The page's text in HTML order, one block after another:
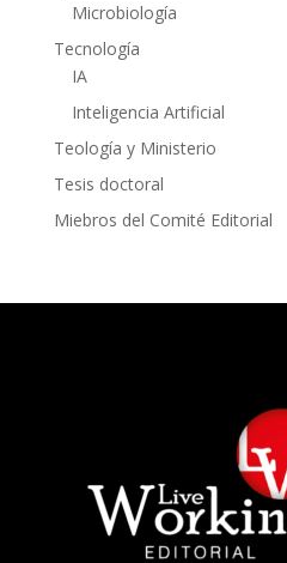
Microbiología
Tecnología
IA
Inteligencia Artificial
Teología y Ministerio
Tesis doctoral
Miebros del Comité Editorial